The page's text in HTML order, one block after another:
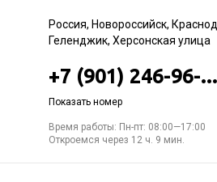
Россия, Новороссийск,
Геленджик, Херсонская улица
+7 (901) 246-96-...
Показать номер
Время работы: Пн-пт: 08:00—17:00
Откроемся через 12 ч. 9 мин.